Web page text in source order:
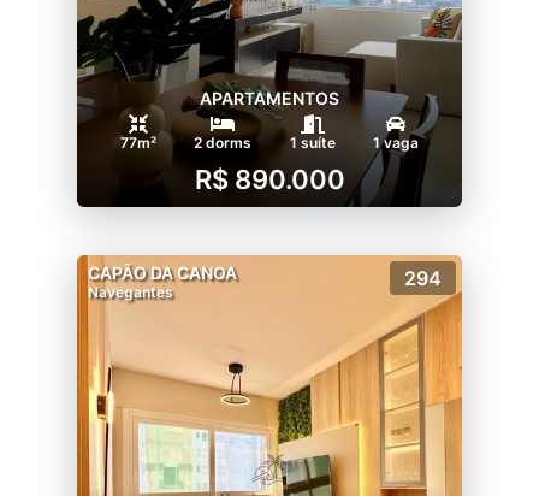
APARTAMENTOS
77m² 2 dorms 1 suíte 1 vaga
R$ 890.000
CAPÃO DA CANOA
Navegantes
294